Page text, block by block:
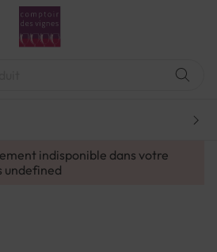
indisponible dans votre
undefined